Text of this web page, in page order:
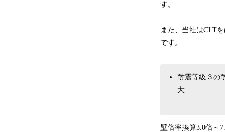
す。
また、当社はCLT
です。
耐震等級３の
壁倍率換算3.0倍～